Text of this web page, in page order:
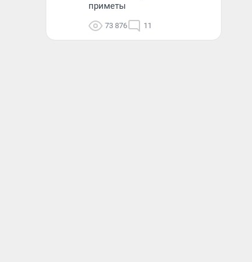
приметы
73 876 11